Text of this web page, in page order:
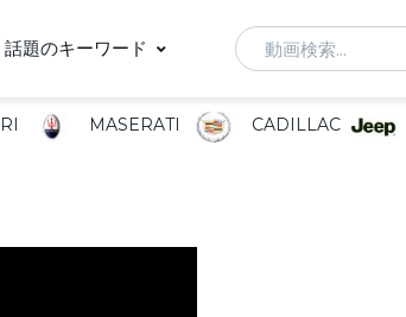
話題のキーワード Search
MASERATI CADILLAC